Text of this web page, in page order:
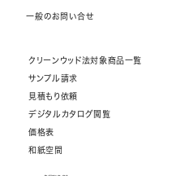
一般のお問い合せ
クリーンウッド法対象商品一覧
サンプル請求
見積もり依頼
デジタルカタログ閲覧
価格表
和紙空間